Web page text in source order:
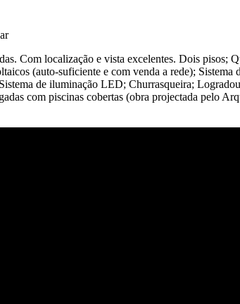
Com localização e vista excelentes. Dois pisos;
(auto-suficiente e com venda a rede);
de iluminação LED; Churrasqueira;
com piscinas cobertas (obra projectada pelo